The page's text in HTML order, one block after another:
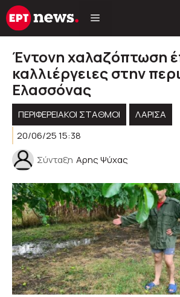
Μετάβαση
σε
Έντονη χαλαζόπτωση
καλλιέργειες στην
Ελασσόνας
ΠΕΡΙΦΕΡΕΙΑΚΟΊ ΣΤΑΘΜΟΊ
ΛΑΡΙΣΑ
20/06/25 15:38
Σύνταξη Αρης Ψύχας